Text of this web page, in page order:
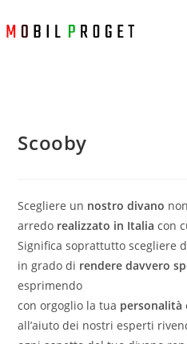
al
Scooby
Scegliere un nostro divano
arredo realizzato in Italia con
Significa soprattutto scegliere
in grado di rendere davvero
esprimendo
con orgoglio la tua personalità
all’aiuto dei nostri esperti